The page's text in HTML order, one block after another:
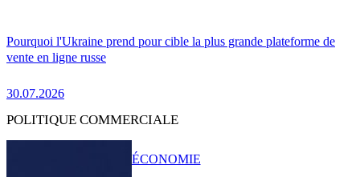
Pourquoi l'Ukraine prend pour cible la plus grande plateforme de
vente en ligne russe
30.07.2026
POLITIQUE COMMERCIALE
ÉCONOMIE